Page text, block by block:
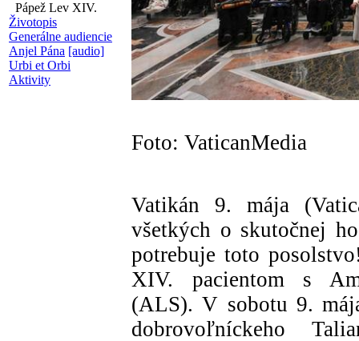
Pápež Lev XIV.
Životopis
Generálne audiencie
Anjel Pána [audio]
Urbi et Orbi
Aktivity
Foto: VaticanMedia
Vatikán 9. mája
všetkých o skutočnej
potrebuje toto
XIV. pacientom s
(ALS). V sobotu 9.
dobrovoľníckeho